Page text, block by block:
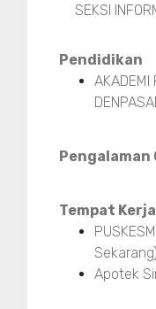
SEKSI
Pendidikan
AKADEMI
Pengalaman
Tempat Kerja
Sekarang)
Apotek